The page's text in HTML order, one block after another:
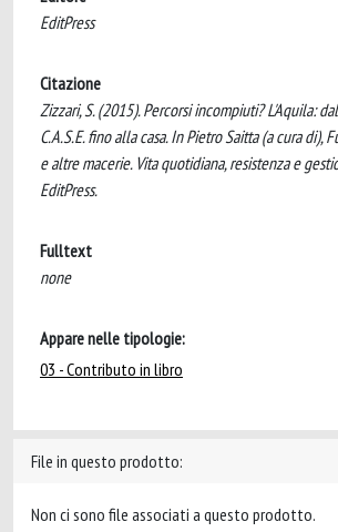
EditPress
Citazione
Zizzari, S. (2015). Percorsi incompiuti? L'Aquila:
C.A.S.E. fino alla casa. In Pietro Saitta (a cura di),
e altre macerie. Vita quotidiana, resistenza e
EditPress.
Fulltext
none
Appare nelle tipologie:
03 - Contributo in libro
File in questo prodotto:
Non ci sono file associati a questo prodotto.